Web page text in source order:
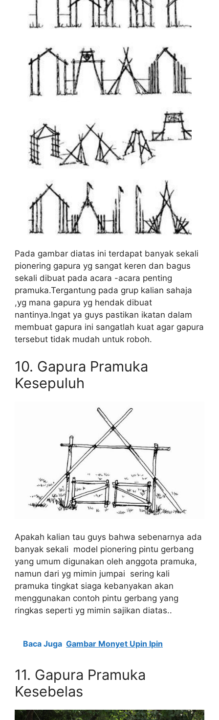
Pada gambar diatas ini terdapat banyak sekali
pionering gapura yg sangat keren dan bagus
sekali dibuat pada acara -acara penting
pramuka.Tergantung pada grup kalian sahaja
,yg mana gapura yg hendak dibuat
nantinya.Ingat ya guys pastikan ikatan dalam
membuat gapura ini sangatlah kuat agar gapura
tersebut tidak mudah untuk roboh.
10. Gapura Pramuka
Kesepuluh
Apakah kalian tau guys bahwa sebenarnya ada
banyak sekali model pionering pintu gerbang
yang umum digunakan oleh anggota pramuka,
namun dari yg mimin jumpai sering kali
pramuka tingkat siaga kebanyakan akan
menggunakan contoh pintu gerbang yang
ringkas seperti yg mimin sajikan diatas..
Baca Juga Gambar Monyet Upin Ipin
11. Gapura Pramuka
Kesebelas